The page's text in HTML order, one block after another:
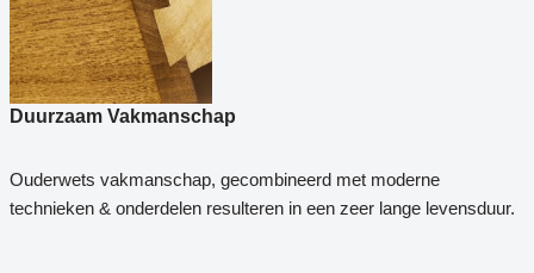
Duurzaam Vakmanschap
Ouderwets vakmanschap, gecombineerd met moderne
technieken & onderdelen resulteren in een zeer lange levensduur.